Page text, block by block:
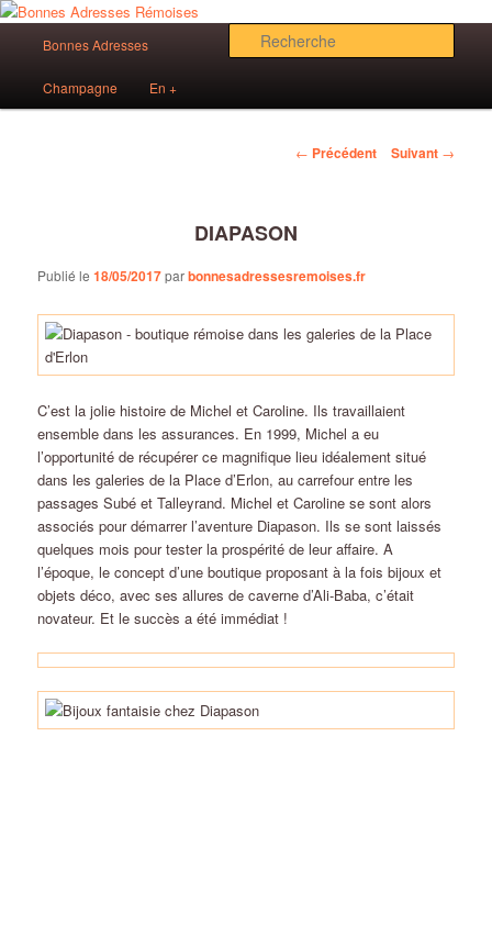
Aller
contenu
principalBonnes Adresses Rémoises
Des bonnes adresses sur Reims!
principal
Bonnes Adresses
Champagne En +
Navigation
← Précédent Suivant →
DIAPASON
Publié le18/05/2017parbonnesadressesremoises.fr
C’est la jolie histoire de Michel et Caroline. Ils travaillaient
ensemble dans les assurances. En 1999, Michel a eu
l’opportunité de récupérer ce magnifique lieu idéalement situé
dans les galeries de la Place d’Erlon, au carrefour entre les
passages Subé et Talleyrand. Michel et Caroline se sont alors
associés pour démarrer l’aventure Diapason. Ils se sont laissés
quelques mois pour tester la prospérité de leur affaire. A
l’époque, le concept d’une boutique proposant à la fois bijoux et
objets déco, avec ses allures de caverne d’Ali-Baba, c’était
novateur. Et le succès a été immédiat !